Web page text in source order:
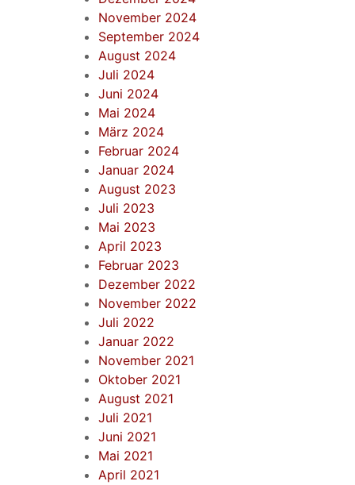
November 2024
September 2024
August 2024
Juli 2024
Juni 2024
Mai 2024
März 2024
Februar 2024
Januar 2024
August 2023
Juli 2023
Mai 2023
April 2023
Februar 2023
Dezember 2022
November 2022
Juli 2022
Januar 2022
November 2021
Oktober 2021
August 2021
Juli 2021
Juni 2021
Mai 2021
April 2021